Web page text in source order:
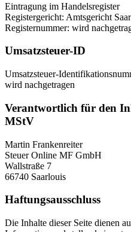
Eintragung im Handelsregister
Registergericht: Amtsgericht
Registernummer: wird
Umsatzsteuer-ID
Umsatzsteuer-
wird nachgetragen
Verantwortlich für den
MStV
Martin Frankenreiter
Steuer Online MF GmbH
Wallstraße 7
66740 Saarlouis
Haftungsausschluss
Die Inhalte dieser Seite dienen